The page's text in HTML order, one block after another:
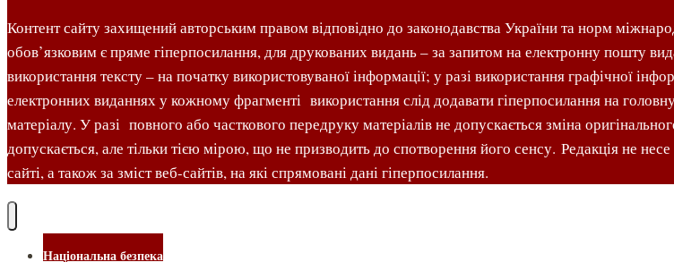
Контент сайту захищений авторським правом відповідно до законодавства України та норм
обов’язковим є пряме гіперпосилання, для друкованих видань – за запитом на електронну пошту
використання тексту – на початку використовуваної інформації; у разі використання графічної
електронних виданнях у кожному фрагменті використання слід додавати гіперпосилання на
матеріалу. У разі повного або часткового передруку матеріалів не допускається зміна
допускається, але тільки тією мірою, що не призводить до спотворення його сенсу. Редакція не
сайті, а також за зміст веб-сайтів, на які спрямовані дані гіперпосилання.
Національна безпека